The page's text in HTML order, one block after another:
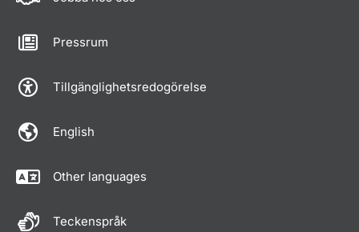
Pressrum
Tillgänglighetsredogörelse
English
Other languages
Teckenspråk